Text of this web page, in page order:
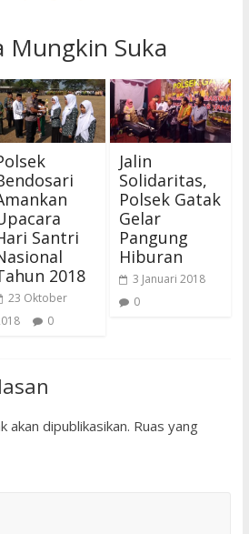
Mungkin Suka
Santri
2018
23 Oktober
0
Jalin
Solidaritas,
Polsek Gatak
Gelar
Pangung
Hiburan
3 Januari 2018
0
akan dipublikasikan. Ruas yang